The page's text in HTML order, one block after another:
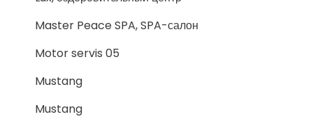
Master Peace SPA, SPA-салон
Motor servis 05
Mustang
Mustang